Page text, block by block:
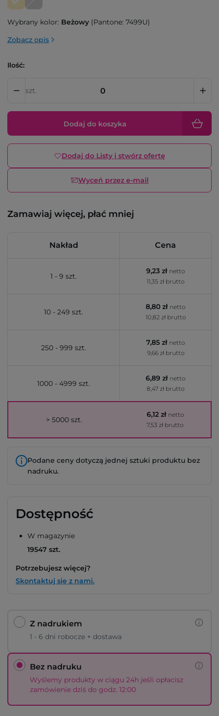
Wybrany kolor: Beżowy (Pantone: 7499U)
Zobacz opis
Ilość:
szt.
Dodaj do koszyka
Dodaj do Listy i stwórz ofertę
Wyceń przez e-mail
Zamawiaj więcej, płać mniej
Nakład Cena
1 - 9 szt.
9,23 zł netto
11,35 zł brutto
10 - 249 szt.
8,80 zł netto
10,82 zł brutto
250 - 999 szt.
7,85 zł netto
9,66 zł brutto
1000 - 4999 szt.
6,89 zł netto
8,47 zł brutto
> 5000 szt.
6,12 zł netto
7,53 zł brutto
Podane ceny dotyczą jednej sztuki produktu bez
nadruku.
Dostępność
W magazynie
19547 szt.
Potrzebujesz więcej?
Skontaktuj się z nami.
Z nadrukiem
1 - 6 dni robocze + dostawa
Bez nadruku
Wyślemy produkty w ciągu 24h jeśli opłacisz
zamówienie dziś do godz. 12:00